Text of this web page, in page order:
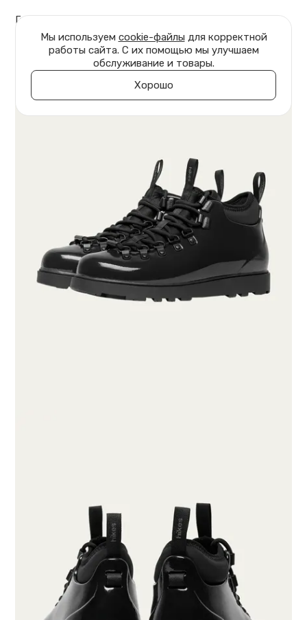
Главная Обувь Ботинки Jasper
Мы используем cookie-файлы для корректной
работы сайта. С их помощью мы улучшаем
обслуживание и товары.
Хорошо